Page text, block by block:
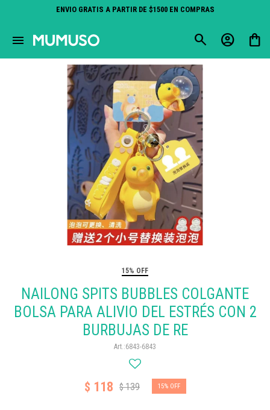
ENVIO GRATIS A PARTIR DE $1500 EN COMPRAS
menu
15% OFF
NAILONG SPITS BUBBLES COLGANTE
BOLSA PARA ALIVIO DEL ESTRÉS CON 2
BURBUJAS DE RE
6843-6843
$ 118 $139 15
close